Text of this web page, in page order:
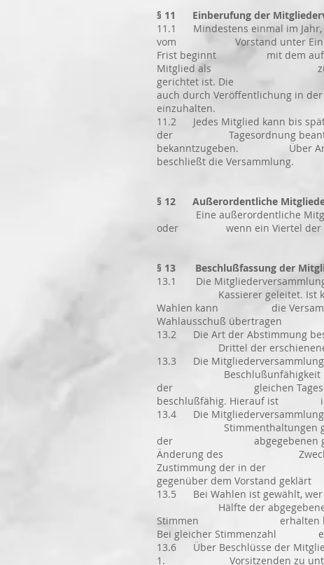
§ 11 Einberufung der
11.1 Mindestens einmal im Jahr,
vom Vorstand unter Einhaltung
Frist beginnt mit dem auf die
Mitglied als zugegangen,
gerichtet ist. Die
auch durch Veröffentlichung
einzuhalten.
11.2 Jedes Mitglied kann bis
der Tagesordnung
bekanntzugeben. Über
beschließt die Versammlung.
§ 12 Außerordentliche
Eine außerordentliche
oder wenn ein Viertel der
§ 13 Beschlußfassung der
13.1 Die Mitgliederversammlung
Kassierer geleitet. Ist kein
Wahlen kann die
Wahlausschuß übertragen
13.2 Die Art der Abstimmung
Drittel der erschienenen
13.3 Die Mitgliederversammlung
Beschlußunfähigkeit ist der
der gleichen Tagesordnung
beschlußfähig. Hierauf ist in
13.4 Die Mitgliederversammlung
Stimmenthaltungen gelten
der abgegebenen gültigen
Änderung des Zwecks des
Zustimmung der in der
gegenüber dem
13.5 Bei Wahlen ist gewählt, wer
Hälfte der abgegebenen
Stimmen erhalten haben,
Bei gleicher Stimmenzahl
13.6 Über Beschlüsse der
1. Vorsitzenden zu